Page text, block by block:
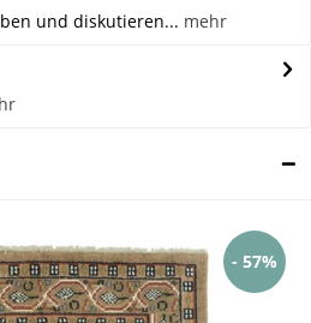
und diskutieren... mehr
- 57%